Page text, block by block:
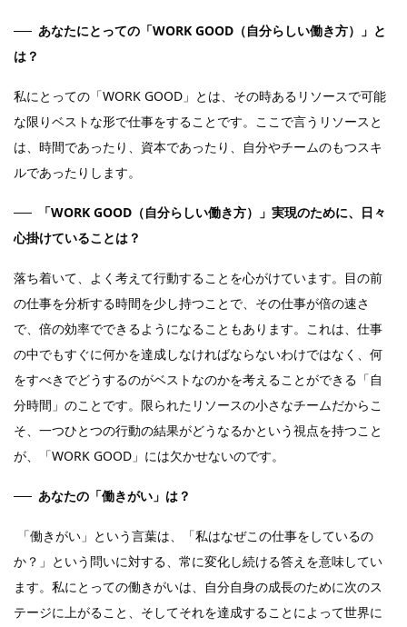
あなたにとっての「WORK GOOD（自分らしい働き方）」と
は？
私にとっての「WORK GOOD」とは、その時あるリソースで可能
な限りベストな形で仕事をすることです。ここで言うリソースと
は、時間であったり、資本であったり、自分やチームのもつスキ
ルであったりします。
「WORK GOOD（自分らしい働き方）」実現のために、日々
心掛けていることは？
落ち着いて、よく考えて行動することを心がけています。目の前
の仕事を分析する時間を少し持つことで、その仕事が倍の速さ
で、倍の効率でできるようになることもあります。これは、仕事
の中でもすぐに何かを達成しなければならないわけではなく、何
をすべきでどうするのがベストなのかを考えることができる「自
分時間」のことです。限られたリソースの小さなチームだからこ
そ、一つひとつの行動の結果がどうなるかという視点を持つこと
が、「WORK GOOD」には欠かせないのです。
あなたの「働きがい」は？
「働きがい」という言葉は、「私はなぜこの仕事をしているの
か？」という問いに対する、常に変化し続ける答えを意味してい
ます。私にとっての働きがいは、自分自身の成長のために次のス
テージに上がること、そしてそれを達成することによって世界に